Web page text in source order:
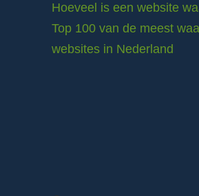
Hoeveel is een website
Top 100 van de meest
websites in Nederland